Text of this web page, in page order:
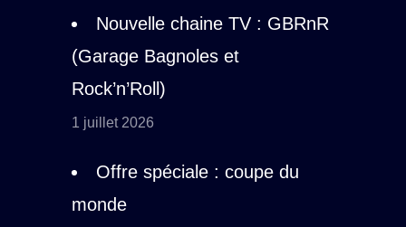
Nouvelle chaine TV : GBRnR
(Garage Bagnoles et
Rock’n’Roll)
1 juillet 2026
Offre spéciale : coupe du
monde